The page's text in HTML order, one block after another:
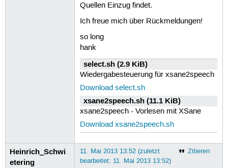
Quellen Einzug findet.
Ich freue mich über Rückmeldungen!
so long
hank
select.sh (2.9 KiB)
Wiedergabesteuerung für xsane2speech
Download select.sh
xsane2speech.sh (11.1 KiB)
xsane2speech - Vorlesen mit XSane
Download xsane2speech.sh
Heinrich_Schwi
etering
Zitieren
11. Mai 2013 13:52 (zuletzt
bearbeitet: 11. Mai 2013 13:52)